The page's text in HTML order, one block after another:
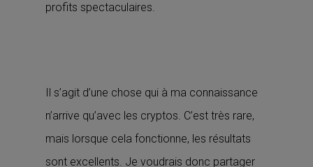
profits spectaculaires.
Il s’agit d’une chose qui à ma connaissance
n’arrive qu’avec les cryptos. C’est très rare,
mais lorsque cela fonctionne, les résultats
sont excellents. Je voudrais donc partager